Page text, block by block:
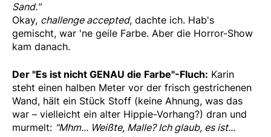
Sand."
Okay, challenge accepted, dachte ich. Hab's
gemischt, war 'ne geile Farbe. Aber die Horror-Show
kam danach.
Der "Es ist nicht GENAU die Farbe"-Fluch: Karin
steht einen halben Meter vor der frisch gestrichenen
Wand, hält ein Stück Stoff (keine Ahnung, was das
war – vielleicht ein alter Hippie-Vorhang?) dran und
murmelt: "Mhm... Weißte, Malle? Ich glaub, es ist...